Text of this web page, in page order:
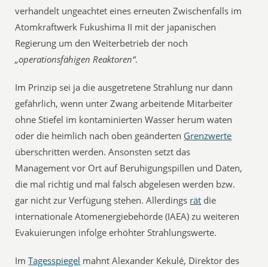
verhandelt ungeachtet eines erneuten Zwischenfalls im
Atomkraftwerk Fukushima II mit der japanischen
Regierung um den Weiterbetrieb der noch
„operationsfähigen Reaktoren“.
Im Prinzip sei ja die ausgetretene Strahlung nur dann
gefährlich, wenn unter Zwang arbeitende Mitarbeiter
ohne Stiefel im kontaminierten Wasser herum waten
oder die heimlich nach oben geänderten Grenzwerte
überschritten werden. Ansonsten setzt das
Management vor Ort auf Beruhigungspillen und Daten,
die mal richtig und mal falsch abgelesen werden bzw.
gar nicht zur Verfügung stehen. Allerdings rät die
internationale Atomenergiebehörde (IAEA) zu weiteren
Evakuierungen infolge erhöhter Strahlungswerte.
ImTagesspiegel mahnt Alexander Kekulé, Direktor des